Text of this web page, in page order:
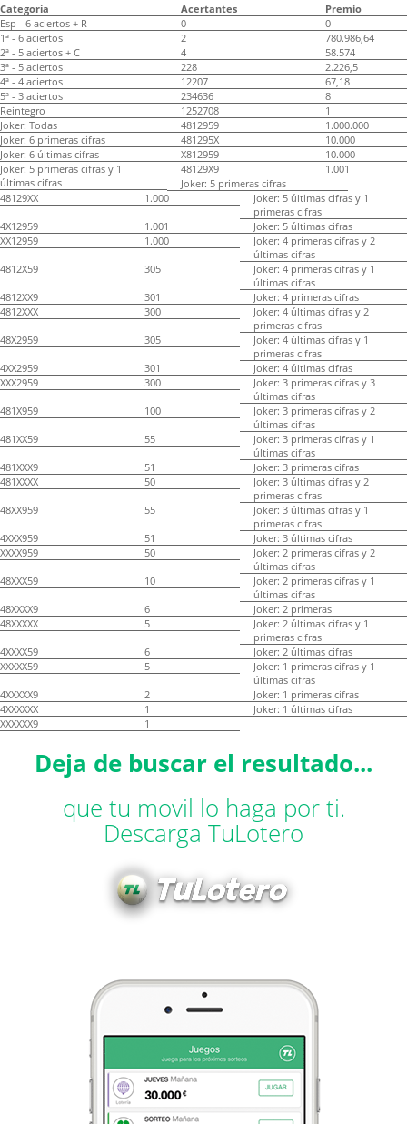
Categoría Acertantes
Premio
Esp - 6 aciertos + R
0
0
1ª - 6 aciertos
2
780.986,64
2ª - 5 aciertos + C
4
58.574
3ª - 5 aciertos
228
2.226,5
4ª - 4 aciertos
12207
67,18
5ª - 3 aciertos
234636
8
Reintegro
1252708
1
Joker: Todas
4812959
1.000.000
Joker: 6 primeras cifras
481295X
10.000
Joker: 6 últimas cifras
X812959
10.000
Joker: 5 primeras cifras y 1
últimas cifras
48129X9
1.001
Joker: 5 primeras cifras
48129XX
1.000
Joker: 5 últimas cifras y 1
primeras cifras
4X12959
1.001
Joker: 5 últimas cifras
XX12959
1.000
Joker: 4 primeras cifras y 2
últimas cifras
4812X59
305
Joker: 4 primeras cifras y 1
últimas cifras
4812XX9
301
Joker: 4 primeras cifras
4812XXX
300
Joker: 4 últimas cifras y 2
primeras cifras
48X2959
305
Joker: 4 últimas cifras y 1
primeras cifras
4XX2959
301
Joker: 4 últimas cifras
XXX2959
300
Joker: 3 primeras cifras y 3
últimas cifras
481X959
100
Joker: 3 primeras cifras y 2
últimas cifras
481XX59
55
Joker: 3 primeras cifras y 1
últimas cifras
481XXX9
51
Joker: 3 primeras cifras
481XXXX
50
Joker: 3 últimas cifras y 2
primeras cifras
48XX959
55
Joker: 3 últimas cifras y 1
primeras cifras
4XXX959
51
Joker: 3 últimas cifras
XXXX959
50
Joker: 2 primeras cifras y 2
últimas cifras
48XXX59
10
Joker: 2 primeras cifras y 1
últimas cifras
48XXXX9
6
Joker: 2 primeras
48XXXXX
5
Joker: 2 últimas cifras y 1
primeras cifras
4XXXX59
6
Joker: 2 últimas cifras
XXXXX59
5
Joker: 1 primeras cifras y 1
últimas cifras
4XXXXX9
2
Joker: 1 primeras cifras
4XXXXXX
1
Joker: 1 últimas cifras
XXXXXX9
1
Deja de buscar el resultado...
que tu movil lo haga por ti.
Descarga TuLotero